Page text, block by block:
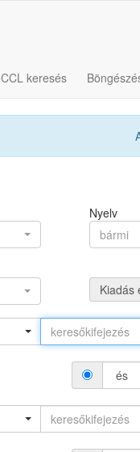
CCL keresés
Nyelv
bármi
Kiadás
és